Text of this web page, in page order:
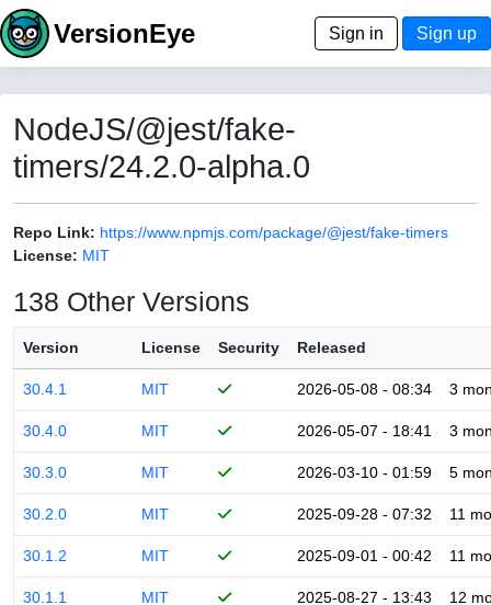
VersionEye Sign in Sign up
NodeJS/@jest/fake-
timers/24.2.0-alpha.0
Repo Link: https://www.npmjs.com/package/@jest/fake-timers
License: MIT
138 Other Versions
Version License Security Released
30.4.1 MIT 2026-05-08 - 08:34 3
30.4.0 MIT 2026-05-07 - 18:41 3
30.3.0 MIT 2026-03-10 - 01:59 5
30.2.0 MIT 2025-09-28 - 07:32 11
30.1.2 MIT 2025-09-01 - 00:42 11
30.1.1 MIT 2025-08-27 - 13:43 12